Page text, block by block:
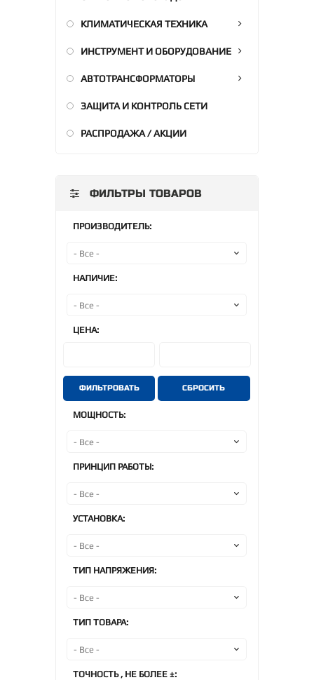
КЛИМАТИЧЕСКАЯ ТЕХНИКА
ИНСТРУМЕНТ И ОБОРУДОВАНИЕ
АВТОТРАНСФОРМАТОРЫ
ЗАЩИТА И КОНТРОЛЬ СЕТИ
РАСПРОДАЖА / АКЦИИ
ФИЛЬТРЫ ТОВАРОВ
ПРОИЗВОДИТЕЛЬ:
НАЛИЧИЕ:
ЦЕНА:
ФИЛЬТРОВАТЬ СБРОСИТЬ
МОЩНОСТЬ:
ПРИНЦИП РАБОТЫ:
УСТАНОВКА:
ТИП НАПРЯЖЕНИЯ:
ТИП ТОВАРА:
ТОЧНОСТЬ , НЕ БОЛЕЕ ±: